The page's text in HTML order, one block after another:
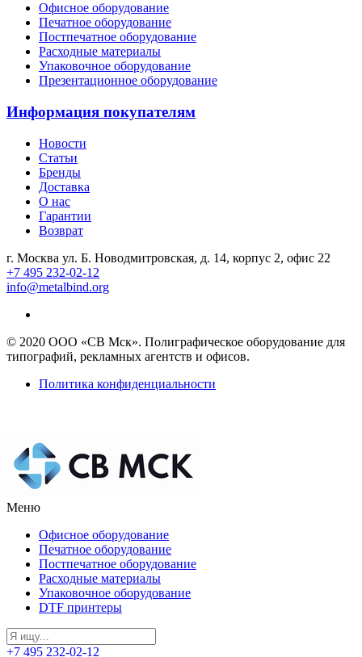
Офисное оборудование
Печатное оборудование
Постпечатное оборудование
Расходные материалы
Упаковочное оборудование
Презентационное оборудование
Информация покупателям
Новости
Статьи
Бренды
Доставка
О нас
Гарантии
Возврат
г. Москва ул. Б. Новодмитровская, д. 14, корпус 2, офис 22
+7 495 232-02-12
info@metalbind.org
© 2020 ООО «СВ Мск». Полиграфическое оборудование для
типографий, рекламных агентств и офисов.
Политика конфиденциальности
Меню
Офисное оборудование
Печатное оборудование
Постпечатное оборудование
Расходные материалы
Упаковочное оборудование
DTF принтеры
+7 495 232-02-12